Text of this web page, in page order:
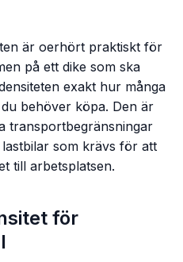
är oerhört praktiskt för
på ett dike som ska
exakt hur många
behöver köpa. Den är
transportbegränsningar
som krävs för att
till arbetsplatsen.
för